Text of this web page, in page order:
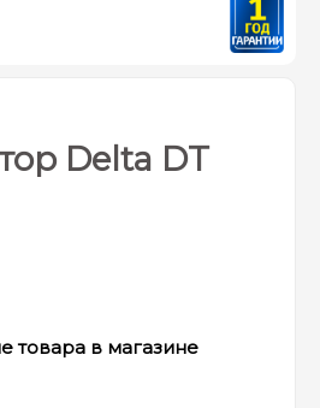
Delta DT
товара в магазине